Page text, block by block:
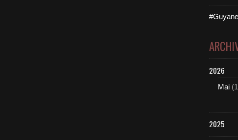
2026
Mai
2025